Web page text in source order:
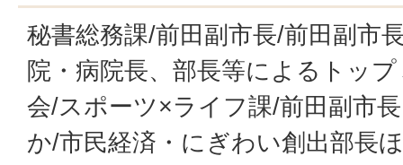
秘書総務課/前田副市長/前田副市
院・病院長、部長等によるトッ
会/スポーツ×ライフ課/前田副市
か/市民経済・にぎわい創出部長